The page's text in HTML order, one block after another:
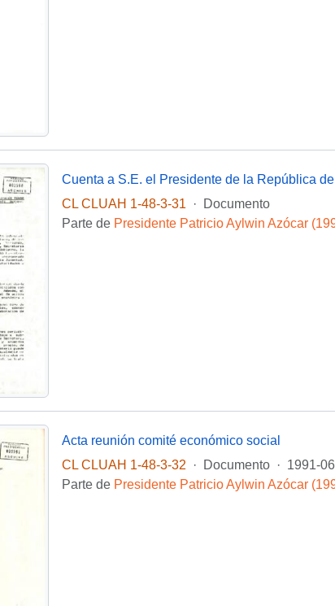
CL CLUAH 1-48-3-31
·
Documento
Parte de Presidente Patricio Aylwin Azócar
Acta reunión comité económico social
CL CLUAH 1-48-3-32
· Documento · 1991-
Parte de Presidente Patricio Aylwin Azócar